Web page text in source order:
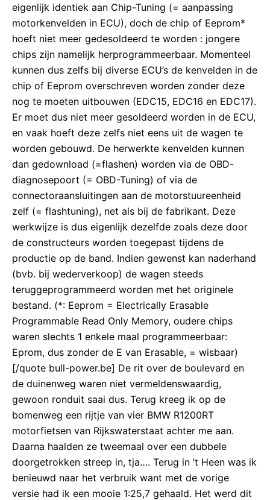
eigenlijk identiek aan Chip-Tuning (= aanpassing
motorkenvelden in ECU), doch de chip of Eeprom*
hoeft niet meer gedesoldeerd te worden : jongere
chips zijn namelijk herprogrammeerbaar. Momenteel
kunnen dus zelfs bij diverse ECU’s de kenvelden in de
chip of Eeprom overschreven worden zonder deze
nog te moeten uitbouwen (EDC15, EDC16 en EDC17).
Er moet dus niet meer gesoldeerd worden in de ECU,
en vaak hoeft deze zelfs niet eens uit de wagen te
worden gebouwd. De herwerkte kenvelden kunnen
dan gedownload (=flashen) worden via de OBD-
diagnosepoort (= OBD-Tuning) of via de
connectoraansluitingen aan de motorstuureenheid
zelf (= flashtuning), net als bij de fabrikant. Deze
werkwijze is dus eigenlijk dezelfde zoals deze door
de constructeurs worden toegepast tijdens de
productie op de band. Indien gewenst kan naderhand
(bvb. bij wederverkoop) de wagen steeds
teruggeprogrammeerd worden met het originele
bestand. (*: Eeprom = Electrically Erasable
Programmable Read Only Memory, oudere chips
waren slechts 1 enkele maal programmeerbaar:
Eprom, dus zonder de E van Erasable, = wisbaar)
[/quote bull-power.be] De rit over de boulevard en
de duinenweg waren niet vermeldenswaardig,
gewoon ronduit saai dus. Terug kreeg ik op de
bomenweg een rijtje van vier BMW R1200RT
motorfietsen van Rijkswaterstaat achter me aan.
Daarna haalden ze tweemaal over een dubbele
doorgetrokken streep in, tja…. Terug in ’t Heen was ik
benieuwd naar het verbruik want met de vorige
versie had ik een mooie 1:25,7 gehaald. Het werd dit